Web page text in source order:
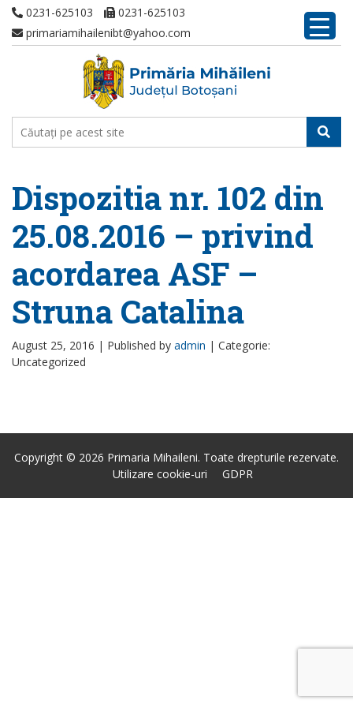
0231-625103
0231-625103
primariamihailenibt@yahoo.com
Dispozitia nr. 102 din
25.08.2016 – privind
acordarea ASF –
Struna Catalina
August 25, 2016 | Published by admin | Categorie:
Uncategorized
Copyright © 2026 Primaria Mihaileni. Toate drepturile rezervate.
Utilizare cookie-uri
GDPR